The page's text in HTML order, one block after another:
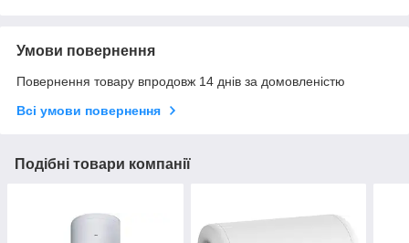
Умови повернення
Повернення товару впродовж 14 днів за домовленістю
Всі умови повернення
Подібні товари компанії